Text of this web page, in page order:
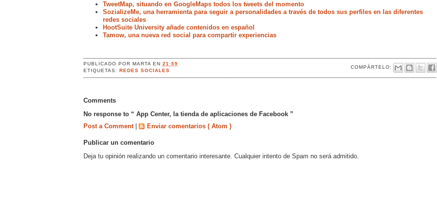
TweetMap, situando en GoogleMaps todos los tweets del momento
SozializeMe, una herramienta para seguir a personalidades a través de todos sus perfiles en las diferentes
redes sociales
HootSuite University añade contenidos en español
Tamow, una nueva red social para compartir experiencias
PUBLICADO PORMARTAEN21:59
COMPÁRTELO:
ETIQUETAS:REDES SOCIALES
Comments
No response to “ App Center, la tienda de aplicaciones de Facebook ”
Post a Comment
Enviar comentarios ( Atom )
Publicar un comentario
Deja tu opinión realizando un comentario interesante. Cualquier intento de Spam no será admitido.